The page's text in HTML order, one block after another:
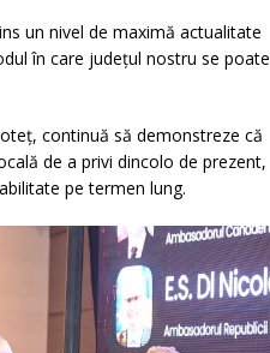
un nivel de maximă actualitate
în care județul nostru se poate
continuă să demonstreze că
de a privi dincolo de prezent,
pe termen lung.